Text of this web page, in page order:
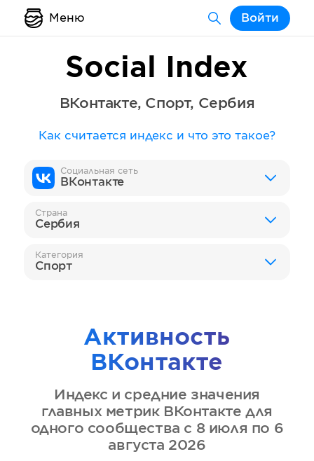
Меню Войти
Social Index
ВКонтакте, Спорт, Сербия
Как считается индекс и что это такое?
Социальная сеть
ВКонтакте
Страна
Сербия
Категория
Спорт
Активность
ВКонтакте
Индекс и средние значения
главных метрик ВКонтакте для
одного сообщества с 8 июля по 6
августа 2026